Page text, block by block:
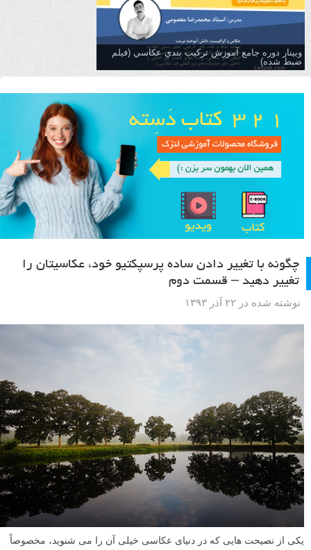
وبینار دوره جامع آموزش تركيب بندي عكاسي (فیلم
ضبط شده)
چگونه با تغییر دادن ساده پرسپکتیو خود، عکاسیتان را
تغییر دهید – قسمت دوم
نوشته شده در ۲۲ آذر ۱۳۹۳
یکی از نصیحت هایی که در دنیای عکاسی خیلی آن را می شنوید، مخصوصاً